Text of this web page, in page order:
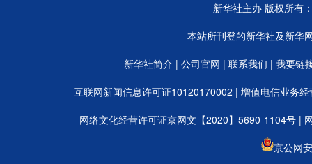
新华社主办 版权所有
本站所刊登的新华社及新华
新华社简介 | 公司官网 | 联系我们 | 我要链
互联网新闻信息许可证10120170002 | 增值电信业务
网络文化经营许可证京网文【2020】5690-1104号|
京公网